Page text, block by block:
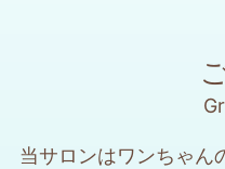
当サロンはワンちゃん